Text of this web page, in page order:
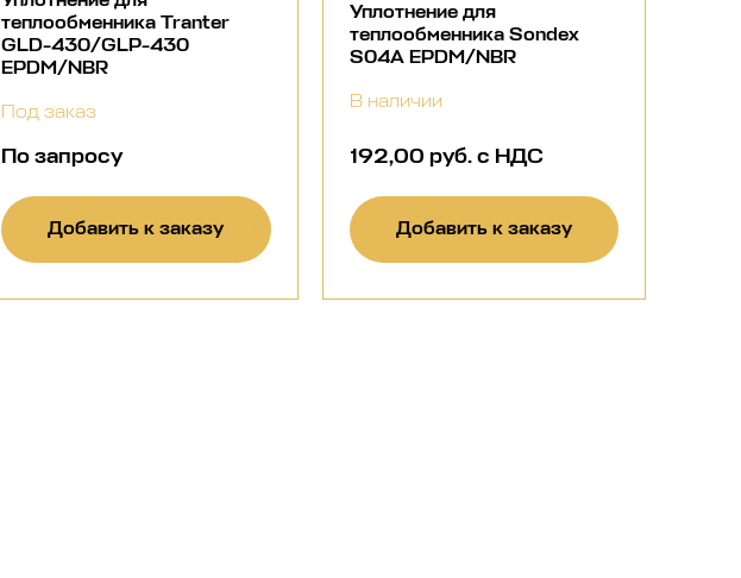
теплообменника Tranter
GLD-430/GLP-430
EPDM/NBR
Под заказ
По запросу
Добавить к заказу
Уплотнение для
теплообменника Sondex
S04A EPDM/NBR
В наличии
192,00 руб. с НДС
Добавить к заказу